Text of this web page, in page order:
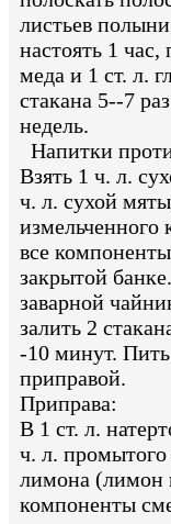
листьев
настоять 1 час,
меда и 1 ст. л.
стакана 5--7
недель.
Напитки
Взять 1 ч. л.
ч. л. сухой
измельченного
все
закрытой
заварной
залить 2
-10 минут.
приправой.
Приправа:
В 1 ст. л.
ч. л.
лимона (лимон
компоненты